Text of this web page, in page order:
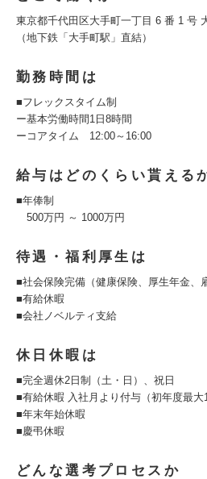
東京都千代田区大手町一丁目 6 番 1 号
（地下鉄「大手町駅」直結）
勤務時間は
■フレックスタイム制
ー基本労働時間1日8時間
ーコアタイム 12:00～16:00
給与はどのくらい貰える
■年俸制
500万円 ～ 1000万円
待遇・福利厚生は
■社会保険完備（健康保険、厚生年金、
■有給休暇
■会社ノベルティ支給
休日休暇は
■完全週休2日制（土・日）、祝日
■有給休暇 入社月より付与（初年度最大
■年末年始休暇
■慶弔休暇
どんな選考プロセスか